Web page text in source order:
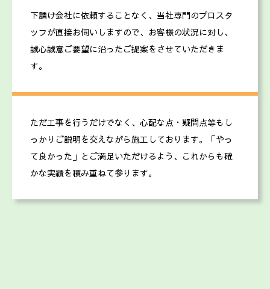
下請け会社に依頼することなく、当社専門のプロスタ
ッフが直接お伺いしますので、お客様の状況に対し、
誠心誠意ご要望に沿ったご提案をさせていただきま
す。
ただ工事を行うだけでなく、心配な点・疑問点等もし
っかりご説明を交えながら施工しております。「やっ
て良かった」とご満足いただけるよう、これからも確
かな実績を積み重ねて参ります。